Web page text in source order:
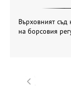
Върховният
на борсовия